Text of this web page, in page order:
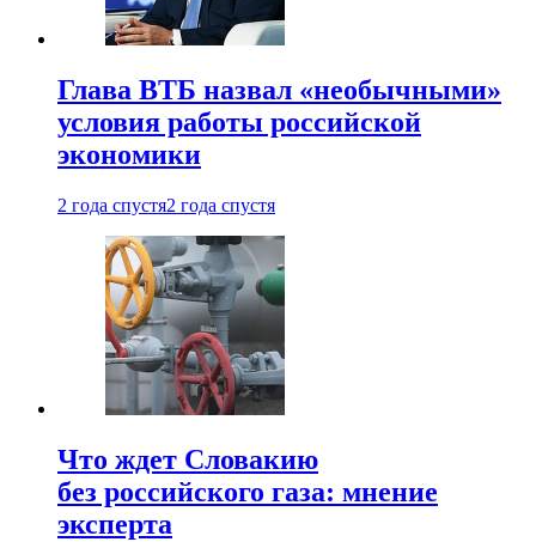
Глава ВТБ назвал «необычными»
условия работы российской
экономики
2 года спустя2 года спустя
Что ждет Словакию
без российского газа: мнение
эксперта